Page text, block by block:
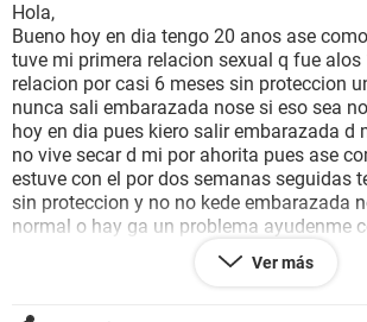
BIENESTAR
SEXUALIDAD
GLOSARIO
Hola,
Bueno hoy en dia tengo 20 anos ase
tuve mi primera relacion sexual q fue
relacion por casi 6 meses sin proteccion
nunca sali embarazada nose si eso sea
hoy en dia pues kiero salir embarazada d
no vive secar d mi por ahorita pues ase
estuve con el por dos semanas seguidas
sin proteccion y no no kede embarazada
normal o hay ga un problema ayudenme
normal mente este ano q biene
pero nose si eso sea normal segun mi vida
Ver más